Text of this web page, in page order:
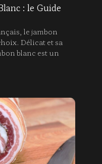
: le Guide
le jambon
Délicat et sa
blanc est un